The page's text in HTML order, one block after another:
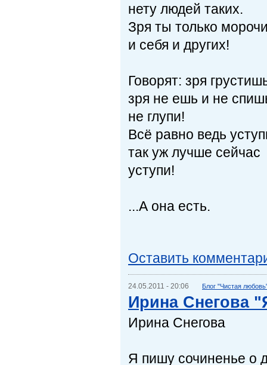
нету людей таких.
Зря ты только
и себя и других!
Говорят: зря
зря не ешь и не
не глупи!
Всё равно ведь
так уж лучше сейчас
уступи!
...А она есть.
Оставить
24.05.2011 - 20:06 Блог "Чистая
Ирина Снегова
Ирина Снегова
Я пишу сочиненье о